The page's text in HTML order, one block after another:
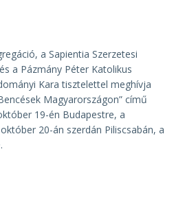
a Sapientia Szerzetesi
a Pázmány Péter Katolikus
Kara tisztelettel meghívja
Magyarországon” című
19-én Budapestre, a
20-án szerdán Piliscsabán, a